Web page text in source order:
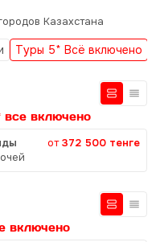
Казахстана
Туры 5* Всё включено
включено
от372 500 тенге
включено